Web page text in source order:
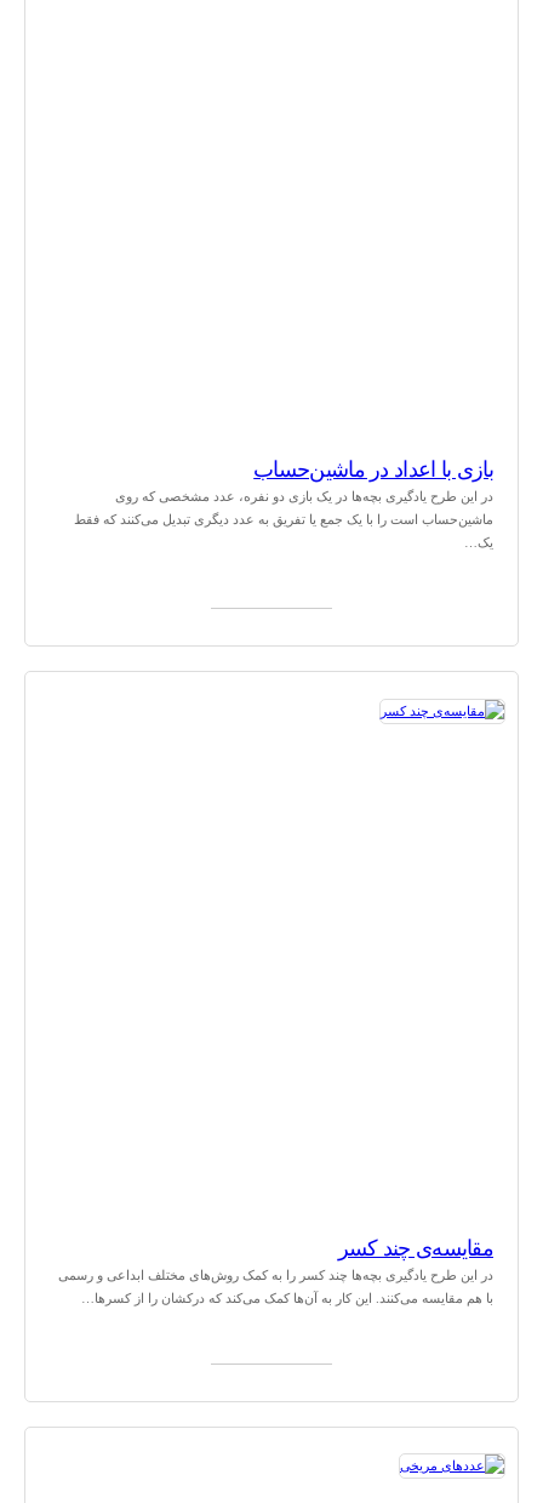
بازی با اعداد در ماشین‌حساب
در این طرح یادگیری بچه‌ها در یک بازی دو نفره، عدد مشخصی که روی
ماشین‌حساب است را با یک جمع یا تفریق به عدد دیگری تبدیل می‌کنند که فقط
یک…
مقایسه‌ی چند کسر
در این طرح یادگیری بچه‌ها چند کسر را به کمک روش‌های مختلف ابداعی و رسمی
با هم مقایسه می‌کنند. این کار به آن‌ها کمک می‌کند که درکشان را از کسرها…